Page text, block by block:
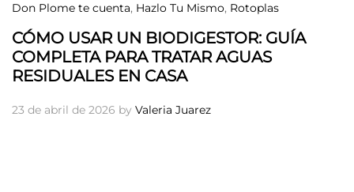
Don Plome te cuenta, Hazlo Tu Mismo, Rotoplas
CÓMO USAR UN BIODIGESTOR: GUÍA
COMPLETA PARA TRATAR AGUAS
RESIDUALES EN CASA
23 de abril de 2026 by Valeria Juarez